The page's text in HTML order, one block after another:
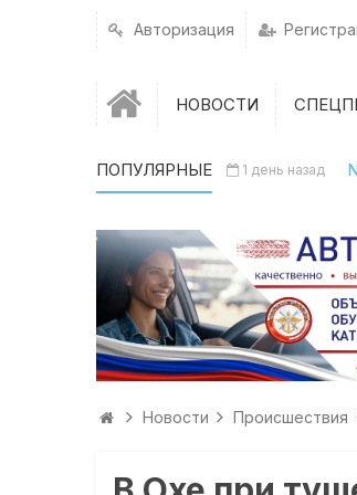
Авторизация
НОВОСТИ
ПОПУЛЯРНЫЕ 1 день назад
Новости Происшествия